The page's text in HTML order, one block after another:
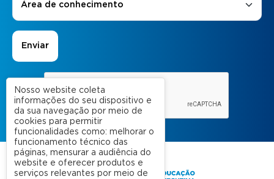
Área de conhecimento
Nosso website coleta
informações do seu dispositivo e
da sua navegação por meio de
cookies para permitir
funcionalidades como: melhorar o
funcionamento técnico das
páginas, mensurar a audiência do
website e oferecer produtos e
serviços relevantes por meio de